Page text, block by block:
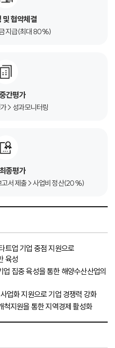
및 협약체결
지급(최대 80%)
중간평가
> 성과모니터링
최종평가
고서 제출 > 사업비 정산(20%)
트업 기업 중점 지원으로
육성
집중 육성을 통한 해양수산산업의
업화 지원으로 기업 경쟁력 강화
척지원을 통한 지역경제 활성화